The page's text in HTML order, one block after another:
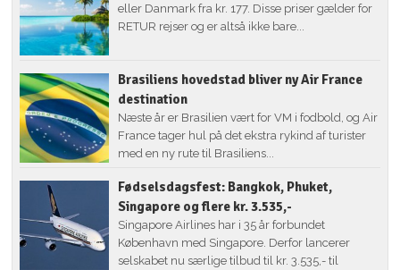
eller Danmark fra kr. 177. Disse priser gælder for
RETUR rejser og er altså ikke bare...
Brasiliens hovedstad bliver ny Air France
destination
Næste år er Brasilien vært for VM i fodbold, og Air
France tager hul på det ekstra rykind af turister
med en ny rute til Brasiliens...
Fødselsdagsfest: Bangkok, Phuket,
Singapore og flere kr. 3.535,-
Singapore Airlines har i 35 år forbundet
København med Singapore. Derfor lancerer
selskabet nu særlige tilbud til kr. 3.535,- til